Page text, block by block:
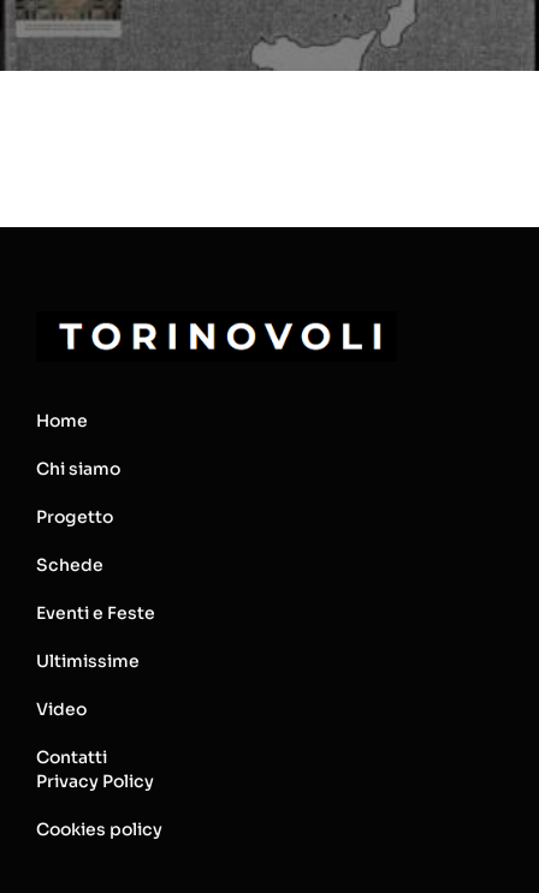
Home
Chi siamo
Progetto
Schede
Eventi e Feste
Ultimissime
Video
Contatti
Privacy Policy
Cookies policy